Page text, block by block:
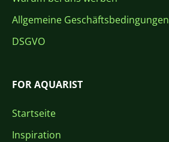
Allgemeine Geschäftsbedingungen
DSGVO
FOR AQUARIST
Startseite
Inspiration